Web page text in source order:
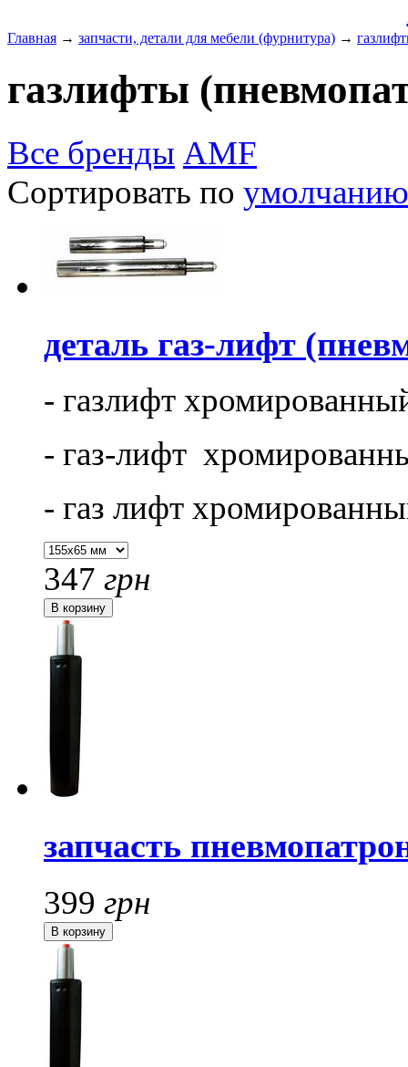
Главная → запчасти, детали для мебели (фурнитура) →
газлифты
Все бренды AMF
Сортировать по умолчанию
деталь газ-лифт
- газлифт
- газ-лифт
- газ лифт
347 грн
запчасть
399 грн